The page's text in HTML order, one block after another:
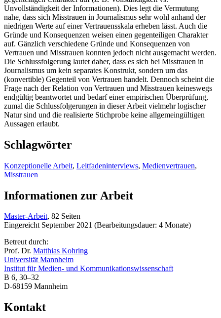
Unvollständigkeit der Informationen). Dies legt die Vermutung
nahe, dass sich Misstrauen in Journalismus sehr wohl anhand der
niedrigen Werte auf einer Vertrauensskala erheben lässt. Auch die
Gründe und Konsequenzen weisen einen gegenteiligen Charakter
auf. Gänzlich verschiedene Gründe und Konsequenzen von
Vertrauen und Misstrauen konnten jedoch nicht ausgemacht werden.
Die Schlussfolgerung lautet daher, dass es sich bei Misstrauen in
Journalismus um kein separates Konstrukt, sondern um das
(konvertible) Gegenteil von Vertrauen handelt. Dennoch scheint die
Frage nach der Relation von Vertrauen und Misstrauen keineswegs
endgültig beantwortet und bedarf einer empirischen Überprüfung,
zumal die Schlussfolgerungen in dieser Arbeit vielmehr logischer
Natur sind und die realisierte Stichprobe keine allgemeingültigen
Aussagen erlaubt.
Schlagwörter
Konzeptionelle Arbeit, Leitfadeninterviews, Medienvertrauen,
Misstrauen
Informationen zur Arbeit
Master-Arbeit, 82 Seiten
Eingereicht September 2021 (Bearbeitungsdauer: 4 Monate)
Betreut durch:
Prof. Dr. Matthias Kohring
Universität Mannheim
Institut für Medien- und Kommunikationswissenschaft
B 6, 30–32
D-68159 Mannheim
Kontakt